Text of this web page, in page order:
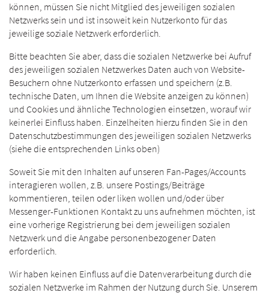
können, müssen Sie nicht Mitglied des jeweiligen sozialen
Netzwerks sein und ist insoweit kein Nutzerkonto für das
jeweilige soziale Netzwerk erforderlich.
Bitte beachten Sie aber, dass die sozialen Netzwerke bei Aufruf
des jeweiligen sozialen Netzwerkes Daten auch von Website-
Besuchern ohne Nutzerkonto erfassen und speichern (z.B.
technische Daten, um Ihnen die Website anzeigen zu können)
und Cookies und ähnliche Technologien einsetzen, worauf wir
keinerlei Einfluss haben. Einzelheiten hierzu finden Sie in den
Datenschutzbestimmungen des jeweiligen sozialen Netzwerks
(siehe die entsprechenden Links oben)
Soweit Sie mit den Inhalten auf unseren Fan-Pages/Accounts
interagieren wollen, z.B. unsere Postings/Beiträge
kommentieren, teilen oder liken wollen und/oder über
Messenger-Funktionen Kontakt zu uns aufnehmen möchten, ist
eine vorherige Registrierung bei dem jeweiligen sozialen
Netzwerk und die Angabe personenbezogener Daten
erforderlich.
Wir haben keinen Einfluss auf die Datenverarbeitung durch die
sozialen Netzwerke im Rahmen der Nutzung durch Sie. Unserem